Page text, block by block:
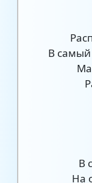
В самый
В
На